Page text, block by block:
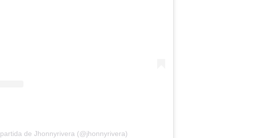
de Jhonnyrivera (@jhonnyrivera)